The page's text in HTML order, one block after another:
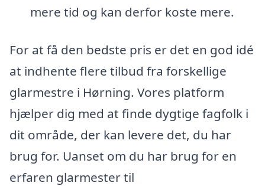
mere tid og kan derfor koste mere.
For at få den bedste pris er det en god idé
at indhente flere tilbud fra forskellige
glarmestre i Hørning. Vores platform
hjælper dig med at finde dygtige fagfolk i
dit område, der kan levere det, du har
brug for. Uanset om du har brug for en
erfaren glarmester til